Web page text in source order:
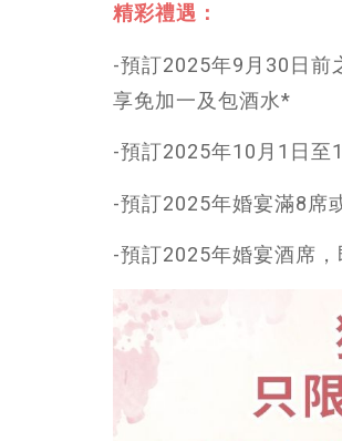
精彩禮遇：
-預訂2025年9月30日前
享免加一及包酒水*
-預訂2025年10月1日至
-預訂2025年婚宴滿8席
-預訂2025年婚宴酒席